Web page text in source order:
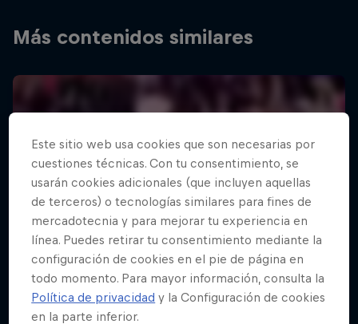
Más contenidos similares
Este sitio web usa cookies que son necesarias por
cuestiones técnicas. Con tu consentimiento, se
usarán cookies adicionales (que incluyen aquellas
de terceros) o tecnologías similares para fines de
mercadotecnia y para mejorar tu experiencia en
línea. Puedes retirar tu consentimiento mediante la
configuración de cookies en el pie de página en
todo momento. Para mayor información, consulta la
Política de privacidad y la Configuración de cookies
en la parte inferior.